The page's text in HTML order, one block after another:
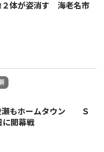
２体が姿消す 海老名市
瀬もホームタウン Ｓ
に開幕戦